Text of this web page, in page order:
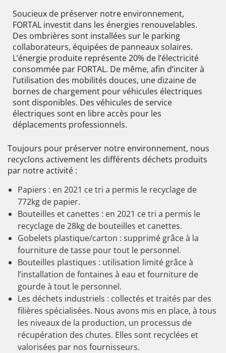
Soucieux de préserver notre environnement,
FORTAL investit dans les énergies renouvelables.
Des ombrières sont installées sur le parking
collaborateurs, équipées de panneaux solaires.
L’énergie produite représente 20% de l’électricité
consommée par FORTAL. De même, afin d’inciter à
l’utilisation des mobilités douces, une dizaine de
bornes de chargement pour véhicules électriques
sont disponibles. Des véhicules de service
électriques sont en libre accès pour les
déplacements professionnels.
Toujours pour préserver notre environnement, nous
recyclons activement les différents déchets produits
par notre activité :
Papiers : en 2021 ce tri a permis le recyclage de
772kg de papier.
Bouteilles et canettes : en 2021 ce tri a permis le
recyclage de 28kg de bouteilles et canettes.
Gobelets plastique/carton : supprimé grâce à la
fourniture de tasse pour tout le personnel.
Bouteilles plastiques : utilisation limité grâce à
l’installation de fontaines à eau et fourniture de
gourde à tout le personnel.
Les déchets industriels : collectés et traités par des
filières spécialisées. Nous avons mis en place, à tous
les niveaux de la production, un processus de
récupération des chutes. Elles sont recyclées et
valorisées par nos fournisseurs.